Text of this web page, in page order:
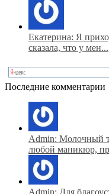
Екатерина: Я
сказала, что у мен...
Последние комментарии
Admin: Молочный
любой маникюр,